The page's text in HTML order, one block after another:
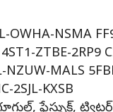
NSMA
ZTBE-2RP9
NZUW-MALS
2SJL-KXSB